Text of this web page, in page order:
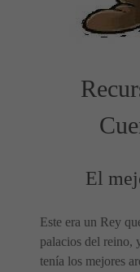
El
Este era un Rey
palacios del reino,
tenía los mejores